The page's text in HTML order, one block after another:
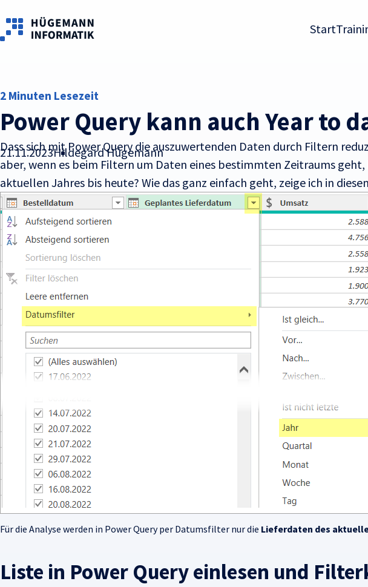
Start
2 Minuten Lesezeit
Power Query kann auch Year to
21.11.2023Hildegard Hügemann
Dass sich mit Power Query die auszuwertenden Daten durch Filtern
aber, wenn es beim Filtern um Daten eines bestimmten Zeitraums
aktuellen Jahres bis heute? Wie das ganz einfach geht, zeige ich in
Für die Analyse werden in Power Query per Datumsfilter nur die Lieferdaten des
Liste in Power Query einlesen und